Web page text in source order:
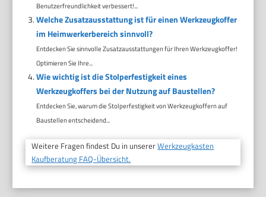
Benutzerfreundlichkeit verbessert!...
Welche Zusatzausstattung ist für einen Werkzeugkoffer
im Heimwerkerbereich sinnvoll?
Entdecken Sie sinnvolle Zusatzausstattungen für Ihren Werkzeugkoffer!
Optimieren Sie Ihre...
Wie wichtig ist die Stolperfestigkeit eines
Werkzeugkoffers bei der Nutzung auf Baustellen?
Entdecken Sie, warum die Stolperfestigkeit von Werkzeugkoffern auf
Baustellen entscheidend...
Weitere Fragen findest Du in unsererWerkzeugkasten
Kaufberatung FAQ-Übersicht.